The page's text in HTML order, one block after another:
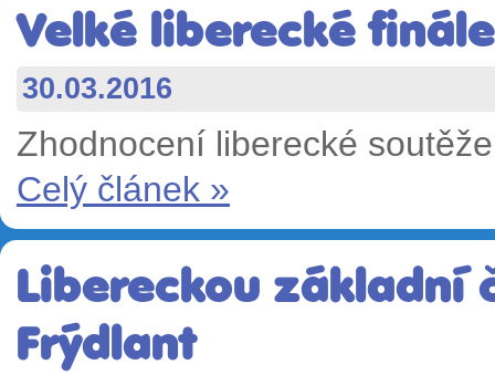
Velké liberecké
30.03.2016
Zhodnocení liberecké
Celý článek »
Libereckou základní
Frýdlant